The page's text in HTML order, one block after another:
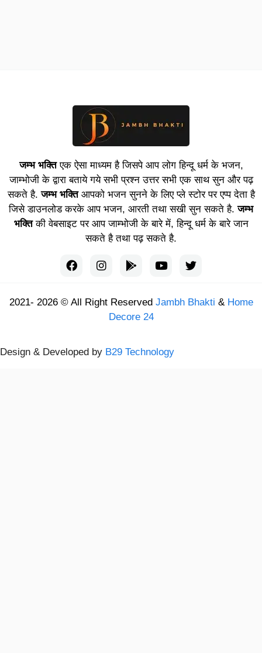
जम्भ भक्तिएक ऐसा माध्यम है जिसपे आप लोग हिन्दू धर्म के भजन,
जाम्भोजी के द्वारा बताये गये सभी प्रश्न उत्तर सभी एक साथ सुन और पढ़
सकते है.जम्भ भक्तिआपको भजन सुनने के लिए प्ले स्टोर पर एप्प देता है
जिसे डाउनलोड करके आप भजन, आरती तथा सखी सुन सकते है.जम्भ
भक्तिकी वेबसाइट पर आप जाम्भोजी के बारे में, हिन्दू धर्म के बारे जान
सकते है तथा पढ़ सकते है.
2021- 2026 © All Right Reserved Jambh Bhakti & Home
Decore 24
Design & Developed by B29 Technology